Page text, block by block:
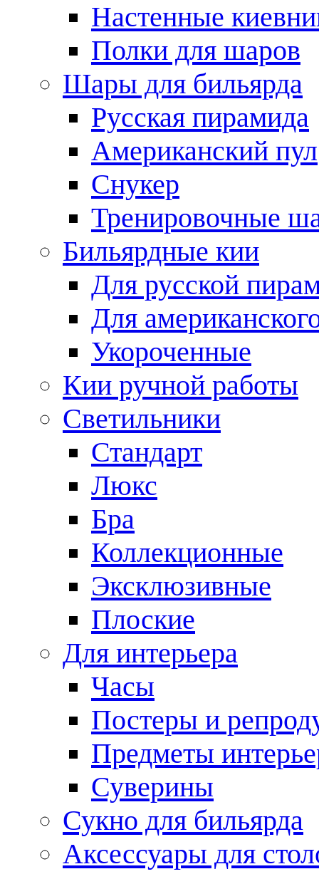
Настенные
Полки для шаров
Шары для бильярда
Русская пирамида
Американский пул
Снукер
Тренировочные
Бильярдные кии
Для русской
Для
Укороченные
Кии ручной работы
Светильники
Стандарт
Люкс
Бра
Коллекционные
Эксклюзивные
Плоские
Для интерьера
Часы
Постеры и
Предметы
Суверины
Сукно для бильярда
Аксессуары для